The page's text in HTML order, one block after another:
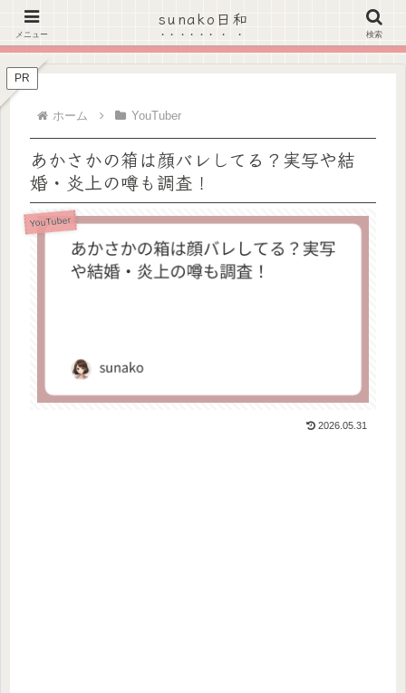
＼Amazonのタイムセールがお得★こちらをクリック！／
PR
ホーム YouTuber
あかさかの箱は顔バレしてる？実写や結
婚・炎上の噂も調査！
YouTuber
2026.05.31
メニュー
sunako日和
検索